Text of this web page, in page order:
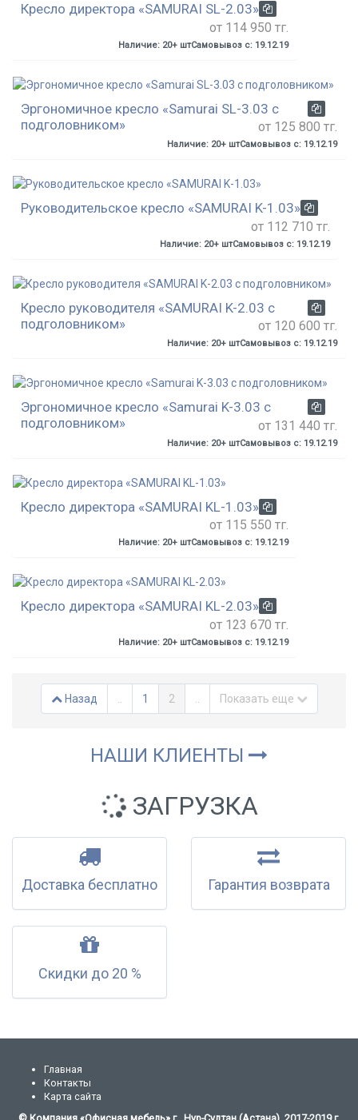
Кресло директора «SAMURAI SL-2.03»
от 114 950 тг.
Наличие: 20+ штСамовывоз с: 19.12.19
Эргономичное кресло «Samurai SL-3.03 с
подголовником»
от 125 800 тг.
Наличие: 20+ штСамовывоз с: 19.12.19
Руководительское кресло «SAMURAI K-1.03»
от 112 710 тг.
Наличие: 20+ штСамовывоз с: 19.12.19
Кресло руководителя «SAMURAI K-2.03 с
подголовником»
от 120 600 тг.
Наличие: 20+ штСамовывоз с: 19.12.19
Эргономичное кресло «Samurai K-3.03 с
подголовником»
от 131 440 тг.
Наличие: 20+ штСамовывоз с: 19.12.19
Кресло директора «SAMURAI KL-1.03»
от 115 550 тг.
Наличие: 20+ штСамовывоз с: 19.12.19
Кресло директора «SAMURAI KL-2.03»
от 123 670 тг.
Наличие: 20+ штСамовывоз с: 19.12.19
Назад 1 2 Показать еще
НАШИ КЛИЕНТЫ
ЗАГРУЗКА
Доставка бесплатно Гарантия возврата
Скидки до 20 %
Главная
Контакты
Карта сайта